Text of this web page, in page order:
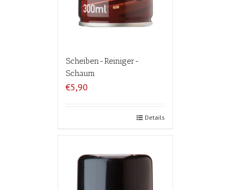
Scheiben-Reiniger-
Schaum
€5,90
Details